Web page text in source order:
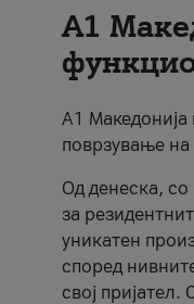
А1
А1 Македонија
поврзување
Од денеска, со
за
уникатен
според
свој